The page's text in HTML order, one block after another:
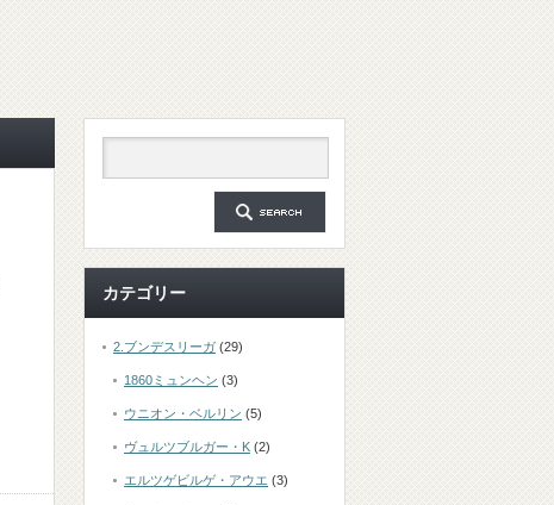
カテゴリー
2.ブンデスリーガ (29)
1860ミュンヘン (3)
ウニオン・ベルリン (5)
ヴュルツブルガー・K (2)
エルツゲビルゲ・アウエ (3)